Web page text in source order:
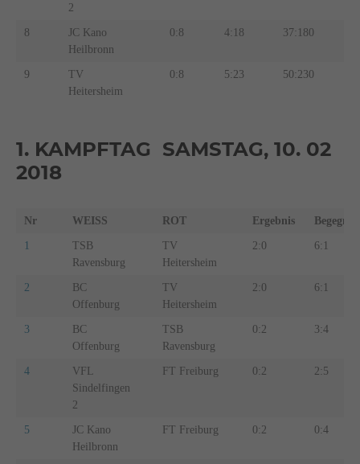
2
8
JC Kano
Heilbronn
0:8 4:18 37:180
9
TV
Heitersheim
0:8 5:23 50:230
1. KAMPFTAG SAMSTAG, 10. 02
2018
Nr WEISS ROT Ergebnis Begegn.
1
TSB
Ravensburg
TV
Heitersheim
2:0 6:1
2
BC
Offenburg
TV
Heitersheim
2:0 6:1
3
BC
Offenburg
TSB
Ravensburg
0:2 3:4
4
VFL
Sindelfingen
2
FT Freiburg 0:2 2:5
5
JC Kano
Heilbronn
FT Freiburg 0:2 0:4